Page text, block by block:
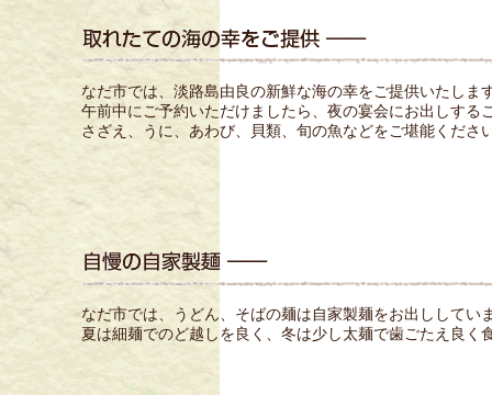
なだ市では、淡路島由良の新鮮な海の幸をご提供いたしま
午前中にご予約いただけましたら、夜の宴会にお出しする
さざえ、うに、あわび、貝類、旬の魚などをご堪能くださ
なだ市では、うどん、そばの麺は自家製麺をお出ししてい
夏は細麺でのど越しを良く、冬は少し太麺で歯ごたえ良く